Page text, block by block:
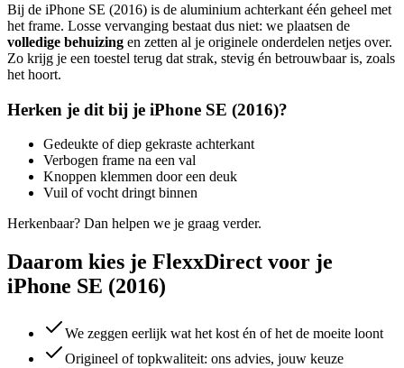
Bij de iPhone SE (2016) is de aluminium achterkant één geheel met
het frame. Losse vervanging bestaat dus niet: we plaatsen de
volledige behuizing en zetten al je originele onderdelen netjes over.
Zo krijg je een toestel terug dat strak, stevig én betrouwbaar is, zoals
het hoort.
Herken je dit bij je iPhone SE (2016)?
Gedeukte of diep gekraste achterkant
Verbogen frame na een val
Knoppen klemmen door een deuk
Vuil of vocht dringt binnen
Herkenbaar? Dan helpen we je graag verder.
Daarom kies je FlexxDirect voor je
iPhone SE (2016)
We zeggen eerlijk wat het kost én of het de moeite loont
Origineel of topkwaliteit: ons advies, jouw keuze